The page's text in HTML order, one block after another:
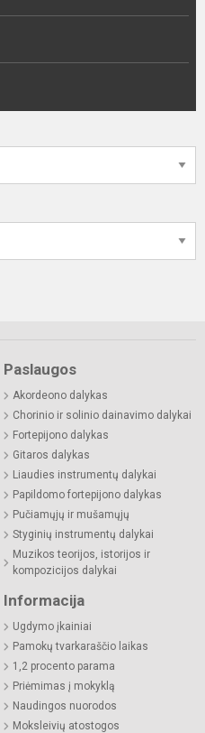
Paslaugos
Akordeono dalykas
Chorinio ir solinio dainavimo dalykai
Fortepijono dalykas
Gitaros dalykas
Liaudies instrumentų dalykai
Papildomo fortepijono dalykas
Pučiamųjų ir mušamųjų
Styginių instrumentų dalykai
Muzikos teorijos, istorijos ir
kompozicijos dalykai
Informacija
Ugdymo įkainiai
Pamokų tvarkaraščio laikas
1,2 procento parama
Priėmimas į mokyklą
Naudingos nuorodos
Moksleivių atostogos